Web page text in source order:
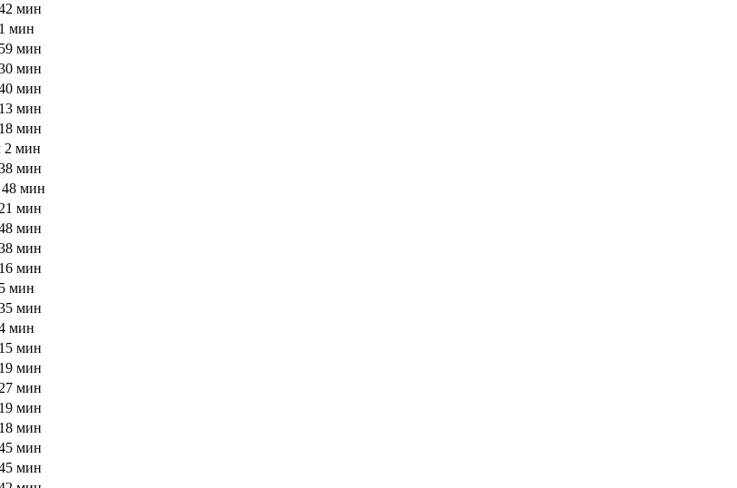
мин
мин
мин
мин
мин
мин
мин
2 мин
мин
48 мин
мин
мин
мин
мин
мин
мин
мин
мин
мин
мин
мин
мин
мин
мин